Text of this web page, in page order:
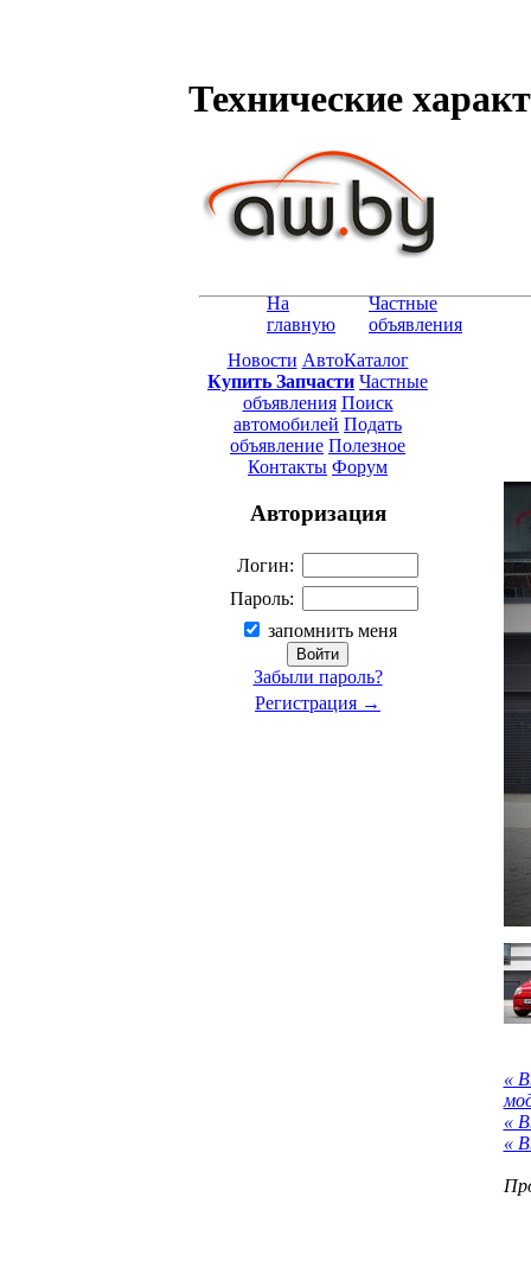
Технические
На
главную
Частные
объявления
Новости АвтоКаталог
Купить Запчасти Частные
объявления Поиск
автомобилей Подать
объявление Полезное
Контакты Форум
Авторизация
Логин:
Пароль:
запомнить меня
Забыли пароль?
Регистрация →
«
«
«